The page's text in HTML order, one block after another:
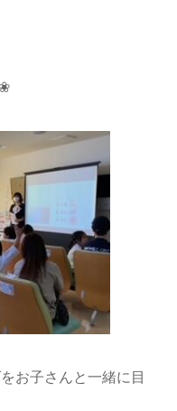
お子さんと一緒に目